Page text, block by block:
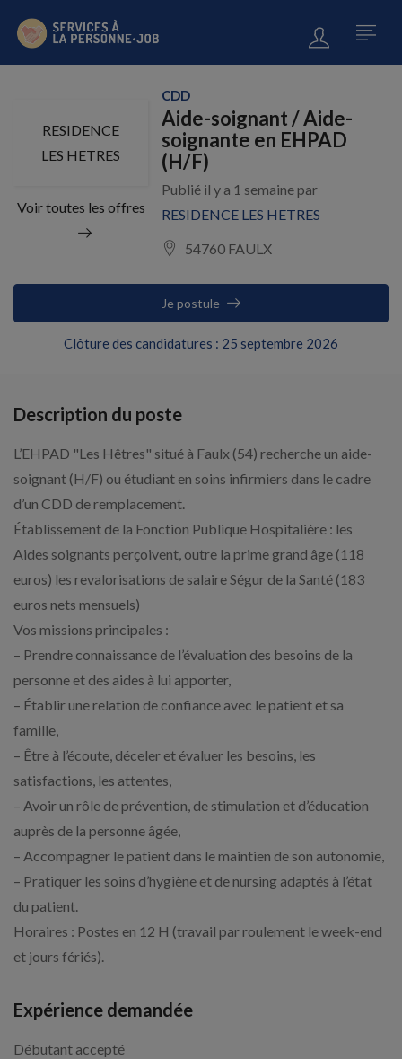
RESIDENCE
LES HETRES
Voir toutes les offres
CDD
Aide-soignant / Aide-
soignante en EHPAD
(H/F)
Publié il y a 1 semaine par
RESIDENCE LES HETRES
54760 FAULX
Clôture des candidatures : 25 septembre 2026
Je postule
Description du poste
L’EHPAD "Les Hêtres" situé à Faulx (54) recherche un aide-
soignant (H/F) ou étudiant en soins infirmiers dans le cadre
d’un CDD de remplacement.
Établissement de la Fonction Publique Hospitalière : les
Aides soignants perçoivent, outre la prime grand âge (118
euros) les revalorisations de salaire Ségur de la Santé (183
euros nets mensuels)
Vos missions principales :
– Prendre connaissance de l’évaluation des besoins de la
personne et des aides à lui apporter,
– Établir une relation de confiance avec le patient et sa
famille,
– Être à l’écoute, déceler et évaluer les besoins, les
satisfactions, les attentes,
– Avoir un rôle de prévention, de stimulation et d’éducation
auprès de la personne âgée,
– Accompagner le patient dans le maintien de son autonomie,
– Pratiquer les soins d’hygiène et de nursing adaptés à l’état
du patient.
Horaires : Postes en 12 H (travail par roulement le week-end
et jours fériés).
Expérience demandée
Débutant accepté